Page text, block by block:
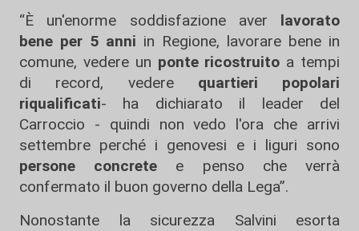
“È un'enorme soddisfazione aver lavorato
bene per 5 anni in Regione, lavorare bene in
comune, vedere un ponte ricostruito a tempi
di record, vederequartieri popolari
riqualificati- ha dichiarato il leader del
Carroccio - quindi non vedo l'ora che arrivi
settembre perché i genovesi e i liguri sono
persone concrete e penso che verrà
confermato il buon governo della Lega”.
Nonostante la sicurezza Salvini esorta